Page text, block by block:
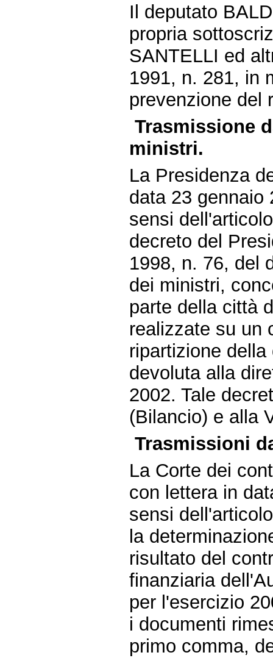
Il deputato
propria
SANTELLI ed
1991, n. 281, in
prevenzione del
Trasmissione
ministri.
La Presidenza
data 23 gennaio
sensi
decreto del
1998, n. 76, del
dei ministri,
parte della città
realizzate su un
ripartizione
devoluta alla
2002. Tale
(Bilancio) e alla
Trasmissioni
La Corte dei
con lettera in
sensi
la
risultato del
finanziaria
per l'esercizio
i documenti
primo comma,